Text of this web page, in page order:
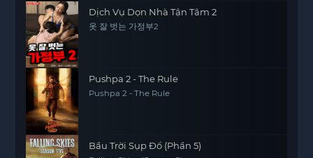
Dịch Vụ Dọn Nhà Tận Tâm 2
옷 잘 벗는 가정부2
Pushpa 2 - The Rule
Pushpa 2 - The Rule
Bầu Trời Sụp Đổ (Phần 5)